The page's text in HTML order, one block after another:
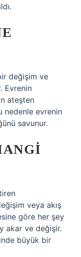
değişim ve
Evrenin
ateşten
nedenle evrenin
savunur.
veya akış
göre her şey
akar ve değişir.
büyük bir